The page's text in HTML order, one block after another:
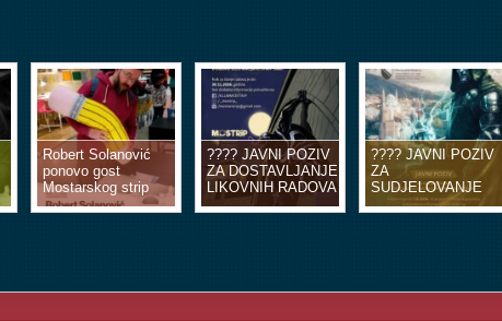
Robert Solanović
ponovo gost
Mostarskog strip
vikenda
???? JAVNI POZIV
ZA DOSTAVLJANJE
LIKOVNIH RADOVA
U OBLIKU
???? JAVNI POZIV
ZA
SUDJELOVANJE
NA EDUKACIJSKIM